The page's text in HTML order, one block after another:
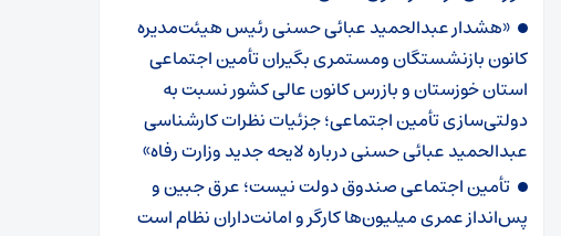
«هشدار عبدالحمید عبائی حسنی رئیس هیئت‌مدیره
کانون بازنشستگان ومستمری بگیران تأمین اجتماعی
استان خوزستان و بازرس کانون عالی کشور نسبت به
دولتی‌سازی تأمین اجتماعی؛ جزئیات نظرات کارشناسی
عبدالحمید عبائی حسنی درباره لایحه جدید وزارت رفاه»
تأمین اجتماعی صندوق دولت نیست؛ عرق جبین و
پس‌انداز عمری میلیون‌ها کارگر و امانت‌داران نظام است